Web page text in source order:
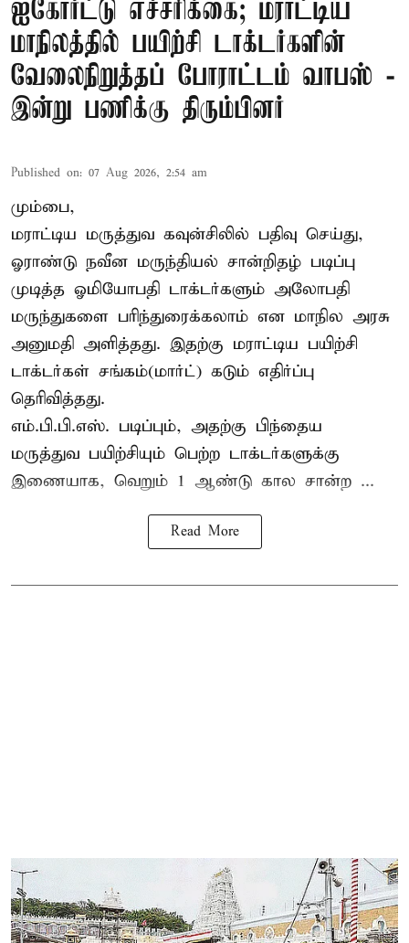
ஐகோர்ட்டு எச்சரிக்கை; மராட்டிய
மாநிலத்தில் பயிற்சி டாக்டர்களின்
வேலைநிறுத்தப் போராட்டம் வாபஸ் -
இன்று பணிக்கு திரும்பினர்
Published on: 07 Aug 2026, 2:54 am
மும்பை,
மராட்டிய மருத்துவ கவுன்சிலில் பதிவு செய்து,
ஓராண்டு நவீன மருந்தியல் சான்றிதழ் படிப்பு
முடித்த ஓமியோபதி டாக்டர்களும் அலோபதி
மருந்துகளை பரிந்துரைக்கலாம் என மாநில அரசு
அனுமதி அளித்தது. இதற்கு மராட்டிய பயிற்சி
டாக்டர்கள் சங்கம்(மார்ட்) கடும் எதிர்ப்பு
தெரிவித்தது.
எம்.பி.பி.எஸ். படிப்பும், அதற்கு பிந்தைய
மருத்துவ பயிற்சியும் பெற்ற டாக்டர்களுக்கு
இணையாக, வெறும் 1 ஆண்டு கால சான்ற ...
Read More